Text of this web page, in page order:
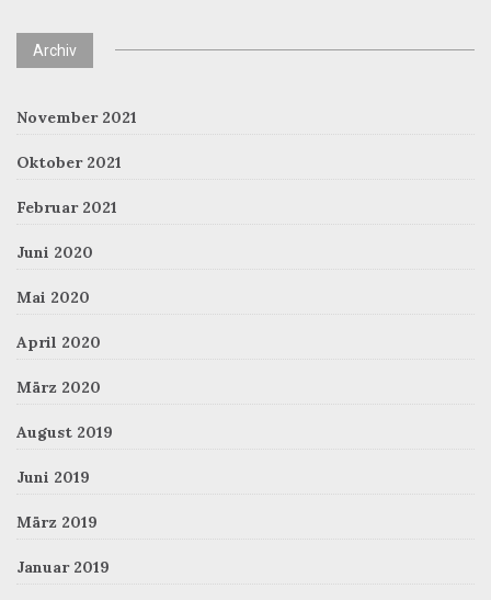
Archiv
November 2021
Oktober 2021
Februar 2021
Juni 2020
Mai 2020
April 2020
März 2020
August 2019
Juni 2019
März 2019
Januar 2019